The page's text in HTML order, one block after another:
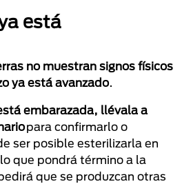
está
no muestran signos físicos
ya está avanzado.
embarazada, llévala a
para confirmarlo o
ser posible esterilizarla en
que pondrá término a la
que se produzcan otras